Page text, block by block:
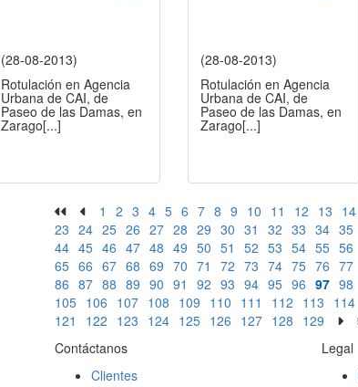
(28-08-2013)
Rotulación en Agencia
Urbana de CAI, de
Paseo de las Damas, en
Zarago[...]
(28-08-2013)
Rotulación en Agencia
Urbana de CAI, de
Paseo de las Damas, en
Zarago[...]
1 2 3 4 5 6 7 8 9 10 11 12 13 14
23 24 25 26 27 28 29 30 31 32 33 34 35
44 45 46 47 48 49 50 51 52 53 54 55 56
65 66 67 68 69 70 71 72 73 74 75 76 77
86 87 88 89 90 91 92 93 94 95 96 97 98
105 106 107 108 109 110 111 112 113 114
121
122 123 124 125 126 127 128 129
Contáctanos
Clientes
Legal